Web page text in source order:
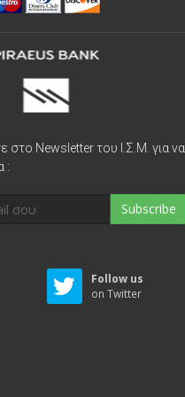
στο Newsletter του Ι.Σ.Μ. για να
:
Subscribe
Follow us
on Twitter